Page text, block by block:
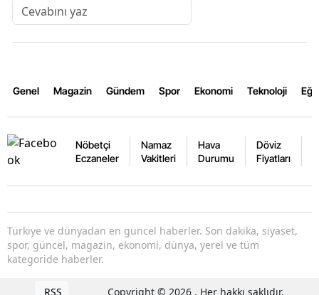
Genel Magazin Gündem Spor Ekonomi Teknoloji
Nöbetçi
Eczaneler
Namaz
Vakitleri
Hava
Durumu
Döviz
Fiyatları
Türkiye ve dünyadan en güncel haberler. Son dakika, siyaset,
spor, güncel, magazin, ekonomi, dünya, yerel ve tüm
kategoride haberler.
RSS Copyright © 2026 . Her hakkı saklıdır.